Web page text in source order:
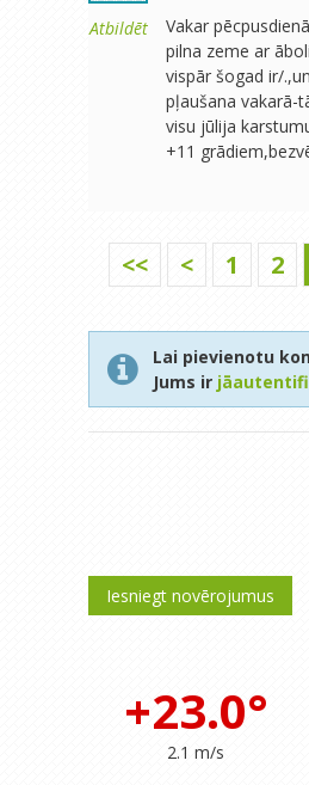
Atbildēt
Vakar
pilna zeme ar
vispār šogad ir/
pļaušana vakarā-
visu jūlija
+11
<< < 1 2
Lai pievienotu
Jums ir
Iesniegt novērojumus
+23.0°
2.1 m/s